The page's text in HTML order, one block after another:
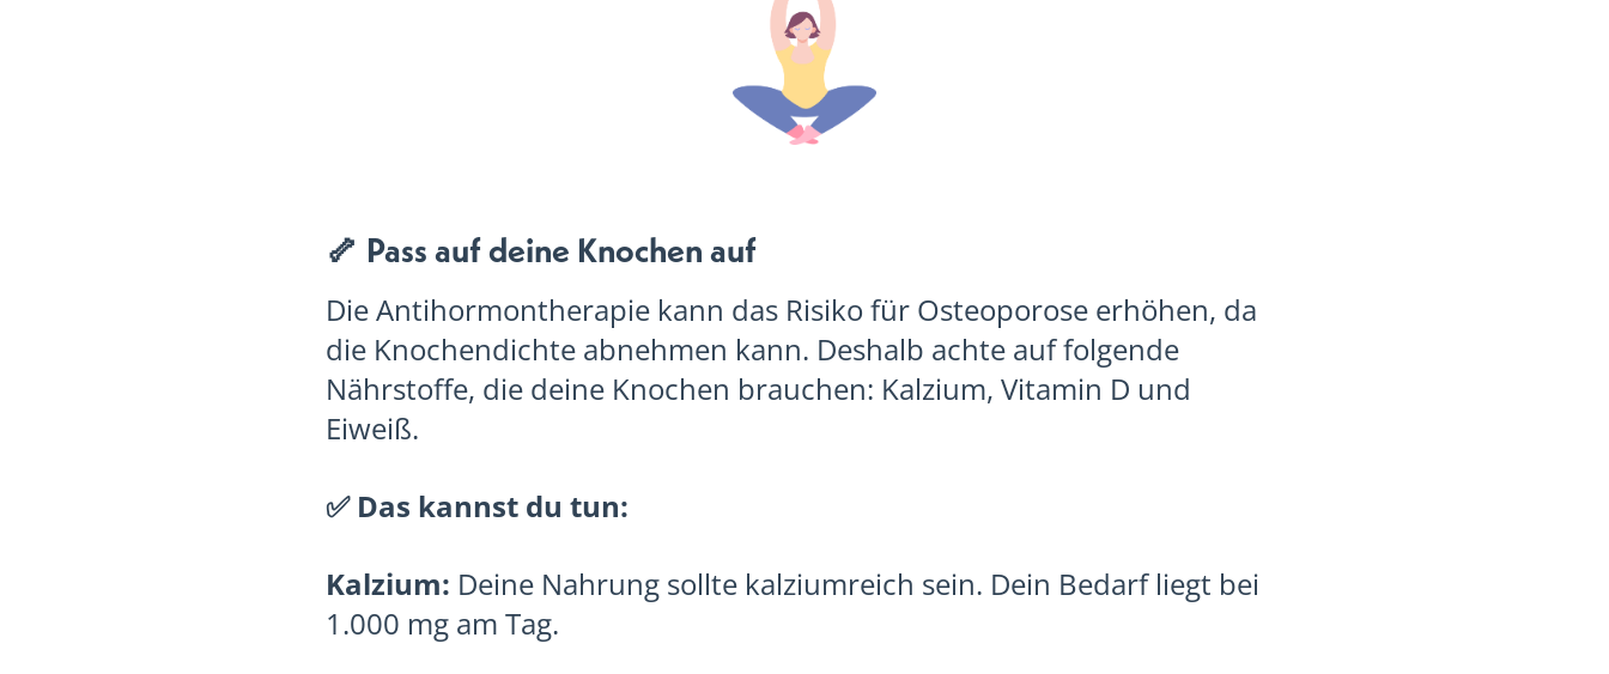
🦴 Pass auf deine Knochen auf
Die Antihormontherapie kann das Risiko für Osteoporose erhöhen, da
die Knochendichte abnehmen kann. Deshalb achte auf folgende
Nährstoffe, die deine Knochen brauchen: Kalzium, Vitamin D und
Eiweiß.
✅ Das kannst du tun:
Kalzium: Deine Nahrung sollte kalziumreich sein. Dein Bedarf liegt bei
1.000 mg am Tag.